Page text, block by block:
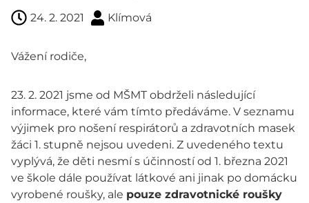
24. 2. 2021 Klímová
Vážení rodiče,
23. 2. 2021 jsme od MŠMT obdrželi následující
informace, které vám tímto předáváme. V seznamu
výjimek pro nošení respirátorů a zdravotních masek
žáci 1. stupně nejsou uvedeni. Z uvedeného textu
vyplývá, že děti nesmí s účinností od 1. března 2021
ve škole dále používat látkové ani jinak po domácku
vyrobené roušky, ale pouze zdravotnické roušky